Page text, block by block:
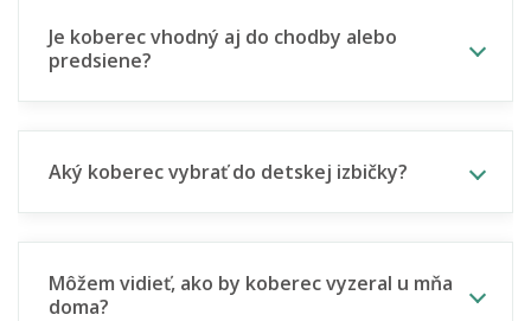
Je koberec vhodný aj do chodby alebo
predsiene?
Aký koberec vybrať do detskej izbičky?
Môžem vidieť, ako by koberec vyzeral u mňa
doma?